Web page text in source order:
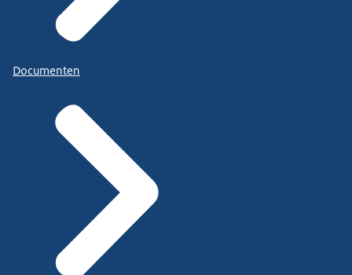
Documenten